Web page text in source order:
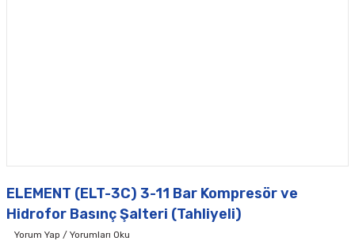
ELEMENT (ELT-3C) 3-11 Bar Kompresör ve
Hidrofor Basınç Şalteri (Tahliyeli)
Yorum Yap / Yorumları Oku